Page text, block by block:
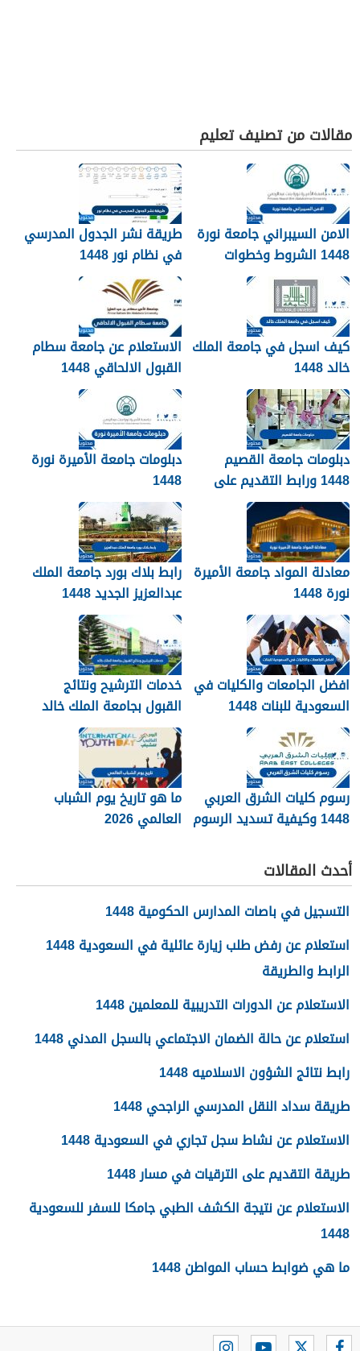
مقالات من تصنيف تعليم
الامن السيبراني جامعة نورة
1448 الشروط وخطوات
التقديم
طريقة نشر الجدول المدرسي
في نظام نور 1448
كيف اسجل في جامعة الملك
خالد 1448
الاستعلام عن جامعة سطام
القبول الالحاقي 1448
دبلومات جامعة القصيم
1448 ورابط التقديم على
دبلومات جامعة القصيم
qudcss.com
دبلومات جامعة الأميرة نورة
1448
معادلة المواد جامعة الأميرة
نورة 1448
رابط بلاك بورد جامعة الملك
عبدالعزيز الجديد 1448
blackboard kau
افضل الجامعات والكليات في
السعودية للبنات 1448
خدمات الترشيح ونتائج
القبول بجامعة الملك خالد
1448
رسوم كليات الشرق العربي
1448 وكيفية تسديد الرسوم
ما هو تاريخ يوم الشباب
العالمي 2026
أحدث المقالات
التسجيل في باصات المدارس الحكومية 1448
استعلام عن رفض طلب زيارة عائلية في السعودية 1448
الرابط والطريقة
الاستعلام عن الدورات التدريبية للمعلمين 1448
استعلام عن حالة الضمان الاجتماعي بالسجل المدني 1448
رابط نتائج الشؤون الاسلاميه 1448
طريقة سداد النقل المدرسي الراجحي 1448
الاستعلام عن نشاط سجل تجاري في السعودية 1448
طريقة التقديم على الترقيات في مسار 1448
الاستعلام عن نتيجة الكشف الطبي جامكا للسفر للسعودية
1448
ما هي ضوابط حساب المواطن 1448